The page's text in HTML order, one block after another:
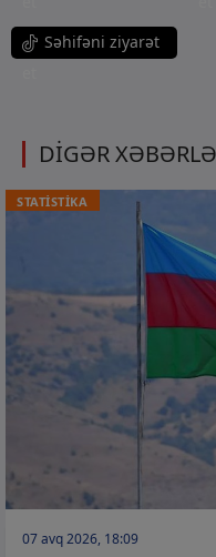
Səhifəni ziyarət
DİGƏR
STATİSTİKA
07 avq 2026, 18:09